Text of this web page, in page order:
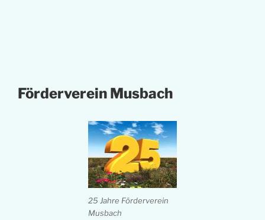
Förderverein Musbach
25 Jahre Förderverein
Musbach